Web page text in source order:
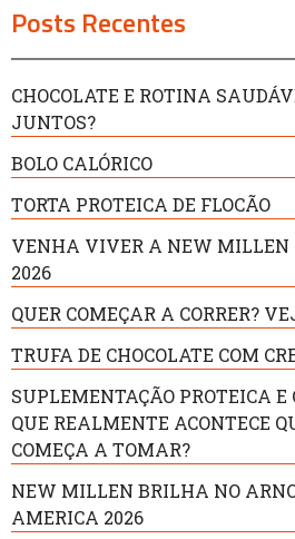
Posts Recentes
CHOCOLATE E ROTINA
JUNTOS?
BOLO CALÓRICO
TORTA PROTEICA DE FLOCÃO
VENHA VIVER A NEW MILLEN
2026
QUER COMEÇAR A CORRER?
TRUFA DE CHOCOLATE COM
SUPLEMENTAÇÃO PROTEICA E
QUE REALMENTE ACONTECE
COMEÇA A TOMAR?
NEW MILLEN BRILHA NO
AMERICA 2026